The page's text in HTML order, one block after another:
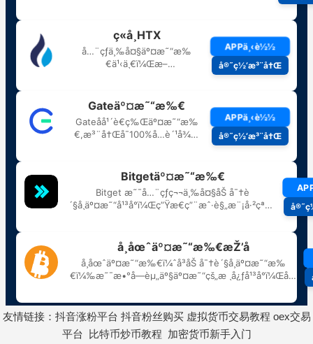
友情链接： 抖音涨粉平台 抖音粉丝购买 虚拟货币交易教程 oex交易
平台
比特币炒币教程 加密货币新手入门